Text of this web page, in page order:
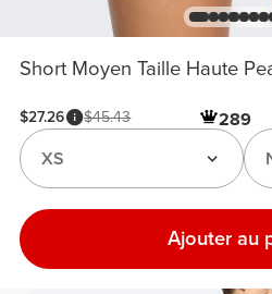
Short Moyen Taille Haute
$27.26 $45.43 289
XS
Ajouter au